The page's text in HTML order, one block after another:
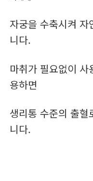
자궁을 수축시켜 자
니다.
마취가 필요없이
용하면
생리통 수준의 출혈
니다.